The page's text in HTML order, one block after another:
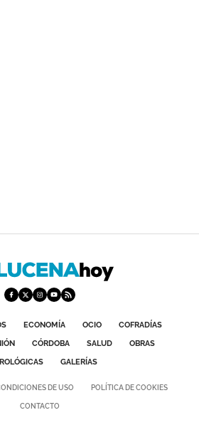
ECONOMÍA OCIO
COFRADÍAS
CÓRDOBA SALUD
OBRAS
GALERÍAS
DE USO POLÍTICA DE COOKIES
CONTACTO